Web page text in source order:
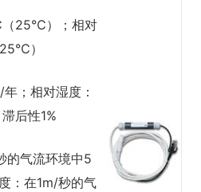
25℃）；相对
）
；相对湿度：
后性1%
的气流环境中5
：在1m/秒的气